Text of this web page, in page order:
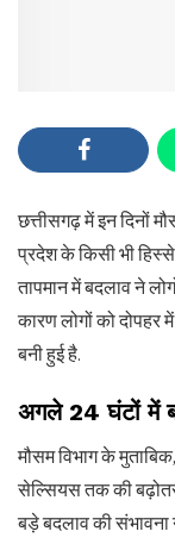
छत्तीसगढ़ में इन दिनों
प्रदेश के किसी भी हिस्से
तापमान में बदलाव ने
कारण लोगों को दोपहर
बनी हुई है.
अगले 24घंटों में
मौसम विभाग के
सेल्सियस तक की
बड़े बदलाव की संभावना